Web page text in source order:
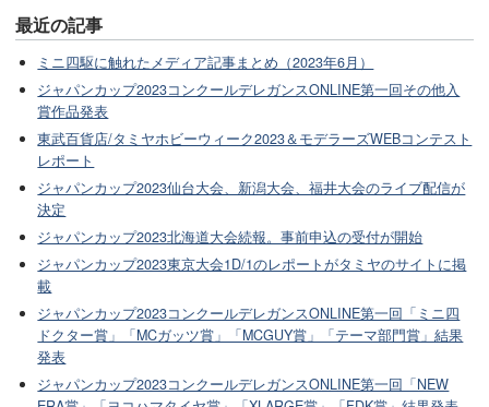
最近の記事
ミニ四駆に触れたメディア記事まとめ（2023年6月）
ジャパンカップ2023コンクールデレガンスONLINE第一回その他入
賞作品発表
東武百貨店/タミヤホビーウィーク2023＆モデラーズWEBコンテスト
レポート
ジャパンカップ2023仙台大会、新潟大会、福井大会のライブ配信が
決定
ジャパンカップ2023北海道大会続報。事前申込の受付が開始
ジャパンカップ2023東京大会1D/1のレポートがタミヤのサイトに掲
載
ジャパンカップ2023コンクールデレガンスONLINE第一回「ミニ四
ドクター賞」「MCガッツ賞」「MCGUY賞」「テーマ部門賞」結果
発表
ジャパンカップ2023コンクールデレガンスONLINE第一回「NEW